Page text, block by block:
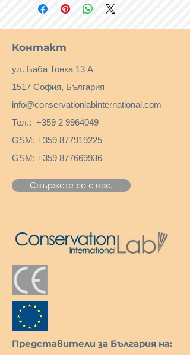
Контакт
ул. Баба Тонка 13 А
1517 София, България
info@conservationlabinternational.com
Тел.: +359 2 9964049
GSM: +359 877919225
GSM: +359 877669936
Свържете се с нас.
Представители за България на: